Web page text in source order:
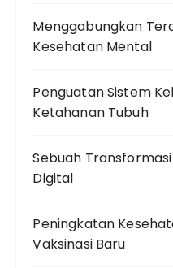
Menggabungkan
Kesehatan Mental
Penguatan Sistem
Ketahanan Tubuh
Sebuah
Digital
Peningkatan
Vaksinasi Baru